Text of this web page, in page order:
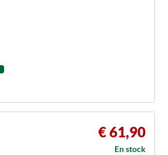
€ 61,90
En stock